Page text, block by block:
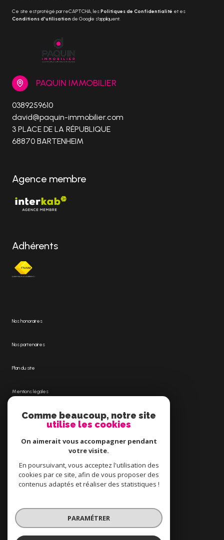
Ce site est protégé par reCAPTCHA, lesPolitiques de Confidentialité et es
Conditions d'utilisation de Google s'appliquent.
PAQUIN IMMOBILIER
0389259610
david@paquin-immobilier.com
3 PLACE DE LA RÉPUBLIQUE
68870 BARTENHEIM
Agence membre
Adhérents
Nos honoraires
Nos partenaires
Plan du site
Mentions légales
Admin
Politique RGPD
Réalisé par
Comme beaucoup, notre site
utilise les cookies
On aimerait vous accompagner pendant
votre visite.
En poursuivant, vous acceptez l'utilisation des
cookies par ce site, afin de vous proposer des
contenus adaptés et réaliser des statistiques !
PARAMÉTRER